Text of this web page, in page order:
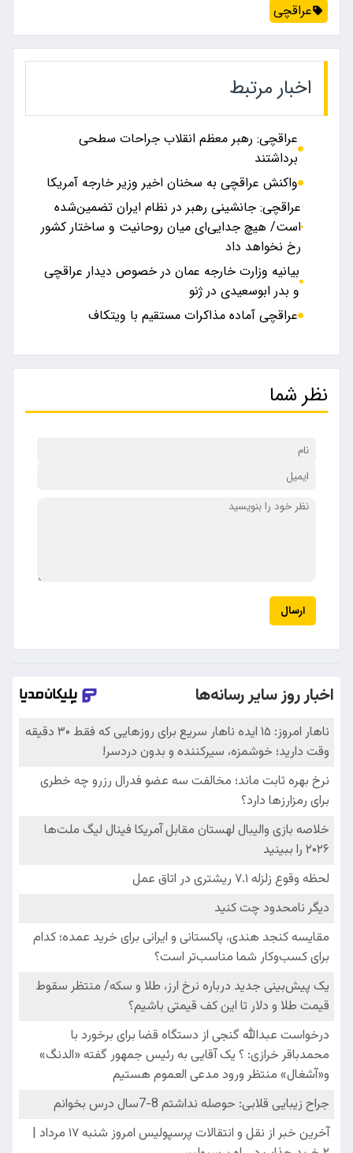
عراقچی
اخبار مرتبط
عراقچی: رهبر معظم انقلاب جراحات سطحی
برداشتند
واکنش عراقچی به سخنان اخیر وزیر خارجه آمریکا
عراقچی: جانشینی رهبر در نظام ایران تضمین‌شده
است/ هیچ جدایی‌ای میان روحانیت و ساختار کشور
رخ نخواهد داد
بیانیه وزارت خارجه عمان در خصوص دیدار عراقچی
و بدر ابوسعیدی در ژنو
عراقچی آماده مذاکرات مستقیم با ویتکاف
نظر شما
ارسال